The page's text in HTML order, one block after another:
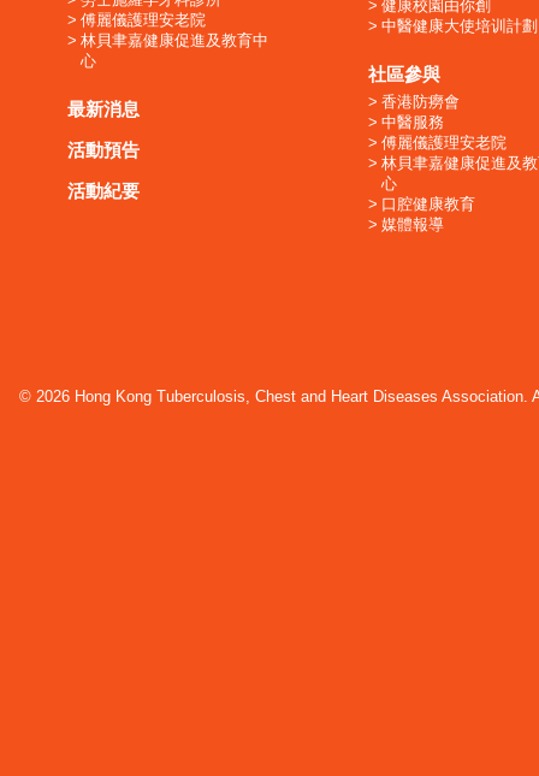
傅麗儀護理安老院
林貝聿嘉健康促進及教育中
心
最新消息
活動預告
活動紀要
健康校園由你創
中醫健康大使培训計劃
社區參與
香港防癆會
中醫服務
傅麗儀護理安老院
林貝聿嘉健康促進及
心
口腔健康教育
媒體報導
© 2026 Hong Kong Tuberculosis, Chest and Heart Diseases Association.